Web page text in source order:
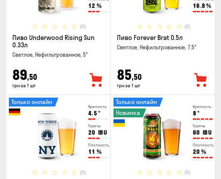
12 %
(0)
Пиво Underwood Rising Sun
0.33л
Светлое, Нефильтрованное, 5°
89,50
грн за 1 шт
16.8 %
(0)
Пиво Forever Brat 0.5л
Светлое, Нефильтрованное, 7.5°
85,50
грн за 1 шт
Крепость
4.5 °
Горечь
20 IBU
Плотность
11 %
(0)
Только онлайн
Крепость
8 °
Горечь
60 IBU
Плотность
20 %
(0)
Только онлайн
Новинка